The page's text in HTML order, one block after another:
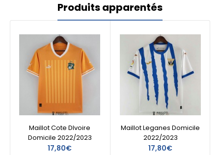
Produits apparentés
Maillot Cote DIvoire
Domicile 2022/2023
17,80€
Maillot Leganes Domicile
2022/2023
17,80€